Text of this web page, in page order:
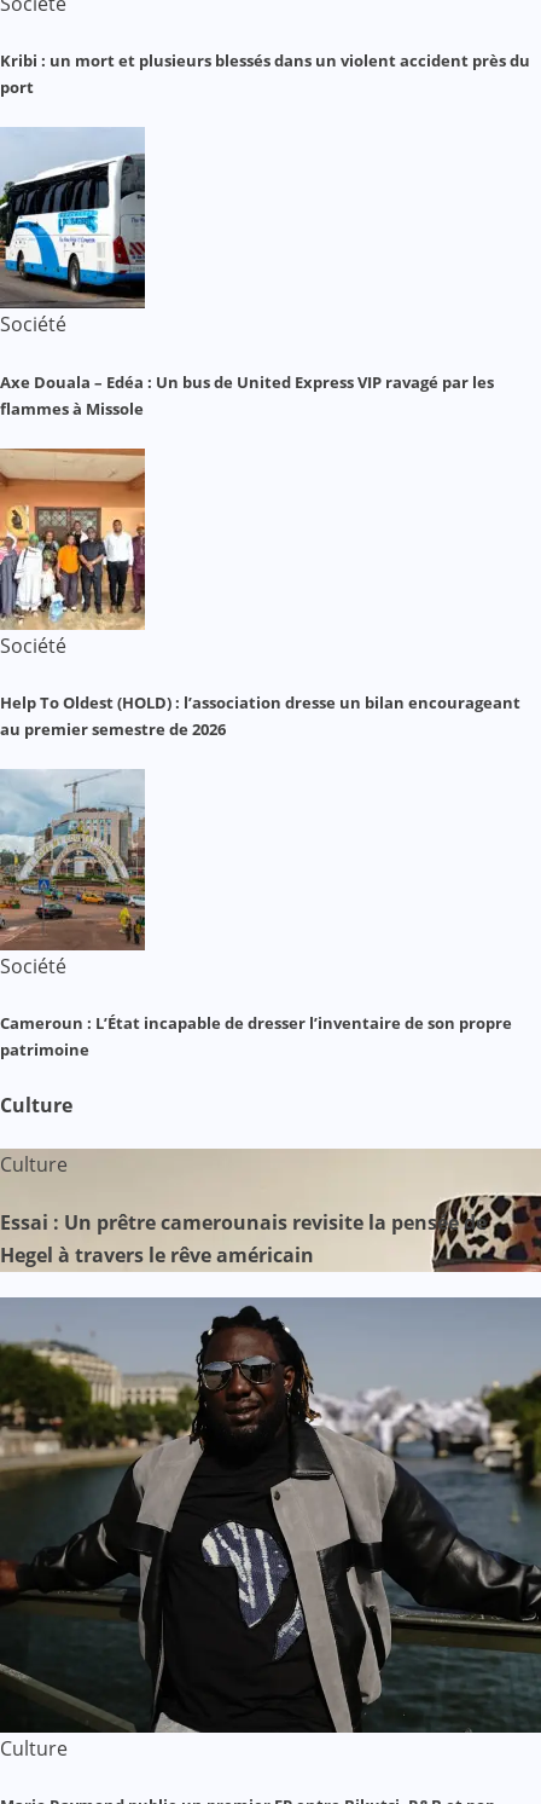
Kribi : un mort et plusieurs blessés dans un violent accident près du
port
Société
Axe Douala – Edéa : Un bus de United Express VIP ravagé par les
flammes à Missole
Société
Help To Oldest (HOLD) : l’association dresse un bilan encourageant
au premier semestre de 2026
Société
Cameroun : L’État incapable de dresser l’inventaire de son propre
patrimoine
Culture
Culture
Essai : Un prêtre camerounais revisite la pensée de
Hegel à travers le rêve américain
Culture